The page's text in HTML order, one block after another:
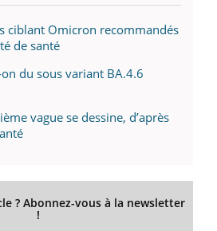
ciblant Omicron recommandés
de santé
du sous variant BA.4.6
vague se dessine, d’après
? Abonnez-vous à la newsletter
!